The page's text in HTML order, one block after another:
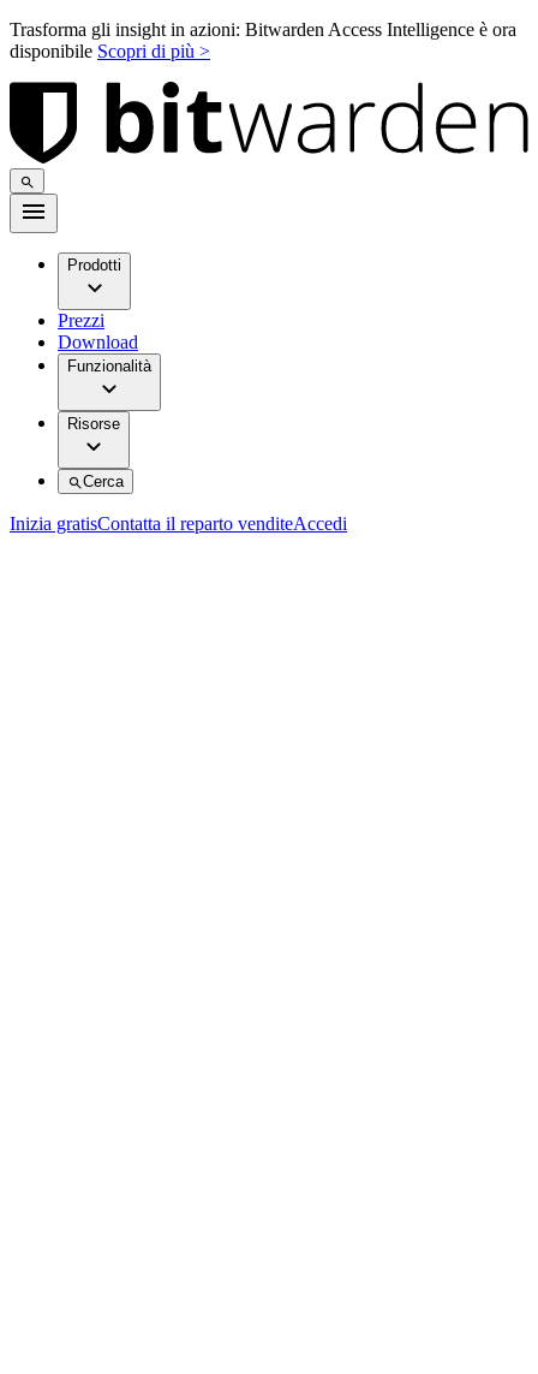
Trasforma gli insight in azioni: Bitwarden Access Intelligence è ora
disponibile Scopri di più >
Prodotti
Prezzi
Download
Funzionalità
Risorse
Cerca
Inizia gratisContatta il reparto venditeAccedi